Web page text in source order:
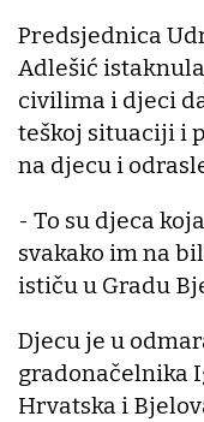
Predsjednica
Adlešić
civilima i djeci
teškoj situaciji i
na djecu i
- To su djeca
svakako im na
ističu u Gradu
Djecu je u
gradonačelnika
Hrvatska i